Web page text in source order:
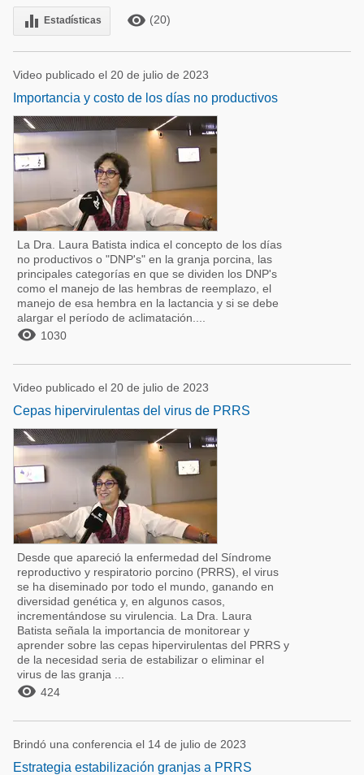
equalizer Estadísticas remove_red_eye (20)
Video publicado el 20 de julio de 2023
Importancia y costo de los días no productivos
La Dra. Laura Batista indica el concepto de los días
no productivos o "DNP's" en la granja porcina, las
principales categorías en que se dividen los DNP's
como el manejo de las hembras de reemplazo, el
manejo de esa hembra en la lactancia y si se debe
alargar el período de aclimatación....
 1030
Video publicado el 20 de julio de 2023
Cepas hipervirulentas del virus de PRRS
Desde que apareció la enfermedad del Síndrome
reproductivo y respiratorio porcino (PRRS), el virus
se ha diseminado por todo el mundo, ganando en
diversidad genética y, en algunos casos,
incrementándose su virulencia. La Dra. Laura
Batista señala la importancia de monitorear y
aprender sobre las cepas hipervirulentas del PRRS y
de la necesidad seria de estabilizar o eliminar el
virus de las granja ...
 424
Brindó una conferencia el 14 de julio de 2023
Estrategia estabilización granjas a PRRS